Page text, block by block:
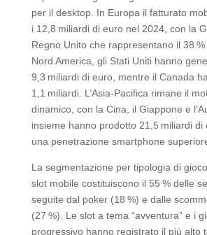
per il desktop. In Europa il fatturato
i 12,8 miliardi di euro nel 2024, con la
Regno Unito che rappresentano il 38
Nord America, gli Stati Uniti hanno
9,3 miliardi di euro, mentre il Canada
1,1 miliardi. L’Asia‑Pacifica rimane il
dinamico, con la Cina, il Giappone e
insieme hanno prodotto 21,5 miliardi di
una penetrazione smartphone
La segmentazione per tipologia di
slot mobile costituiscono il 55 % delle
seguite dal poker (18 %) e dalle
(27 %). Le slot a tema “avventura” e i
progressivo hanno registrato il più alto